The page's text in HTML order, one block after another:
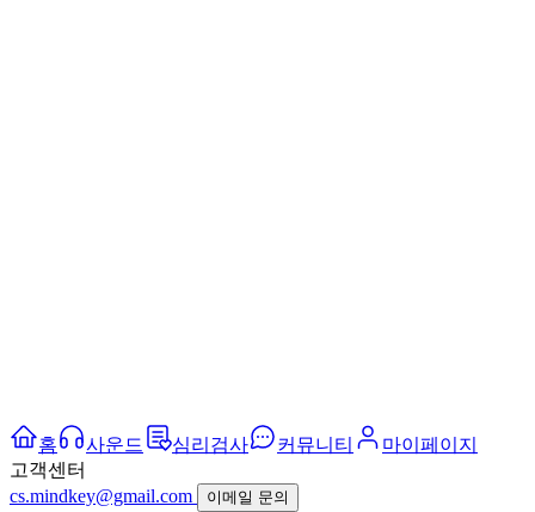
홈 사운드 심리검사 커뮤니티
마이페이지
고객센터
cs.mindkey@gmail.com
이메일 문의